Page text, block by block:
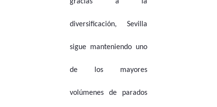
diversificación, Sevilla
sigue manteniendo uno
de los mayores
volúmenes de parados